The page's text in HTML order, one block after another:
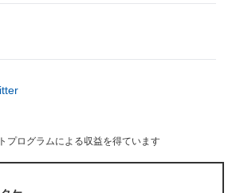
プログラムによる収益を得ています